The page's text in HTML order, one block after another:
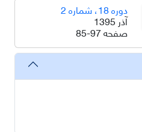
دوره 18، شماره 2
آذر 1395
صفحه85-97